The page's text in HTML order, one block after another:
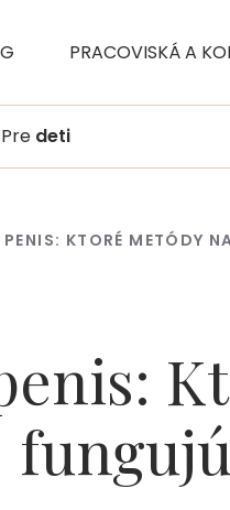
PRACOVISKÁ A
Pre deti
KTORÉ METÓDY